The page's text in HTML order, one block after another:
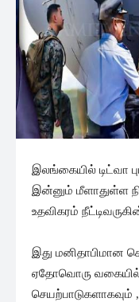
இலங்கையில் டிட்வா
இன்னும் மீளாதுள்ள
உதவிகரம்
இது மனிதாபிமான
ஏதோவொரு
செயற்பாடுகளாகவும்